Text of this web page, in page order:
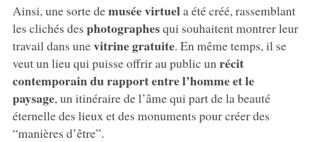
Ainsi, une sorte demusée virtuela été créé, rassemblant
les clichés des photographesqui souhaitent montrer leur
travail dans unevitrine gratuite. En même temps, il se
veut un lieu qui puisse offrir au public un récit
contemporain du rapport entre l’homme et le
paysage, un itinéraire de l’âme qui part de la beauté
éternelle des lieux et des monuments pour créer des
“manières d’être”.